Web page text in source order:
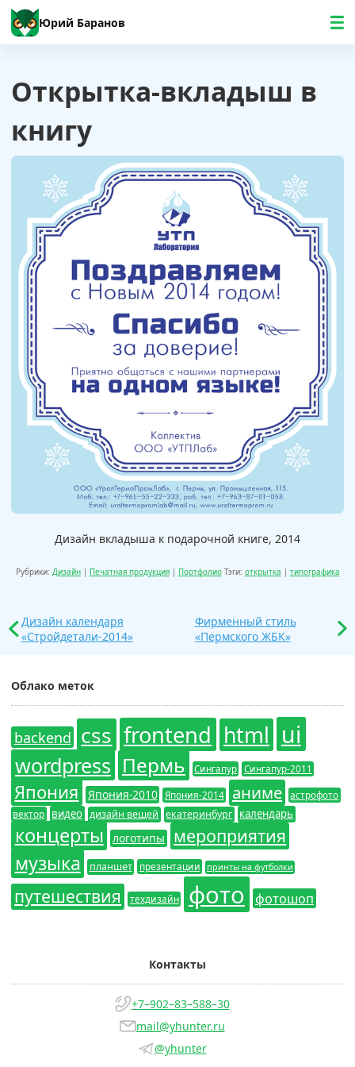
Юрий Баранов
Открытка-вкладыш в
книгу
Дизайн вкладыша к подарочной книге, 2014
Рубрики: Дизайн| Печатная продукция| ПортфолиоТэги: открытка типографика
Дизайн календаря
«Стройдетали-2014»
Фирменный стиль
«Пермского ЖБК»
Облако меток
backend css frontend html ui
wordpress Пермь Сингапур Сингапур-2011
Япония Япония-2010 Япония-2014 аниме
астрофото
вектор
видео дизайн вещей екатеринбург календарь
концерты логотипы мероприятия
музыка планшет презентации принты на футболки
путешествия техдизайн фото фотошоп
Контакты
+7–902–83–588–30
mail@yhunter.ru
@yhunter